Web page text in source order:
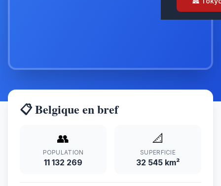
📋 Belgique en bref
👥
POPULATION
11 132 269
📐
SUPERFICIE
32 545 km²